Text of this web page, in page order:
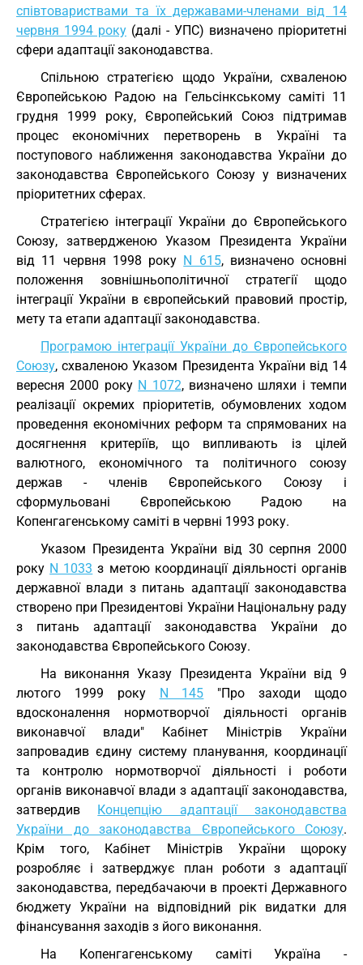
співтовариствами та їх державами-членами від 14
червня 1994 року (далі - УПС) визначено пріоритетні
сфери адаптації законодавства.
Спільною стратегією щодо України, схваленою
Європейською Радою на Гельсінкському саміті 11
грудня 1999 року, Європейський Союз підтримав
процес економічних перетворень в Україні та
поступового наближення законодавства України до
законодавства Європейського Союзу у визначених
пріоритетних сферах.
Стратегією інтеграції України до Європейського
Союзу, затвердженою Указом Президента України
від 11 червня 1998 року N 615, визначено основні
положення зовнішньополітичної стратегії щодо
інтеграції України в європейський правовий простір,
мету та етапи адаптації законодавства.
Програмою інтеграції України до Європейського
Союзу, схваленою Указом Президента України від 14
вересня 2000 року N 1072, визначено шляхи і темпи
реалізації окремих пріоритетів, обумовлених ходом
проведення економічних реформ та спрямованих на
досягнення критеріїв, що випливають із цілей
валютного, економічного та політичного союзу
держав - членів Європейського Союзу і
сформульовані Європейською Радою на
Копенгагенському саміті в червні 1993 року.
Указом Президента України від 30 серпня 2000
року N 1033 з метою координації діяльності органів
державної влади з питань адаптації законодавства
створено при Президентові України Національну раду
з питань адаптації законодавства України до
законодавства Європейського Союзу.
На виконання Указу Президента України від 9
лютого 1999 року N 145 "Про заходи щодо
вдосконалення нормотворчої діяльності органів
виконавчої влади" Кабінет Міністрів України
запровадив єдину систему планування, координації
та контролю нормотворчої діяльності і роботи
органів виконавчої влади з адаптації законодавства,
затвердив Концепцію адаптації законодавства
України до законодавства Європейського Союзу.
Крім того, Кабінет Міністрів України щороку
розробляє і затверджує план роботи з адаптації
законодавства, передбачаючи в проекті Державного
бюджету України на відповідний рік видатки для
фінансування заходів з його виконання.
На Копенгагенському саміті Україна -